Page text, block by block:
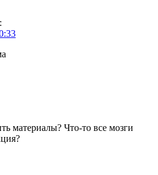
:
материалы? Что-то все мозги